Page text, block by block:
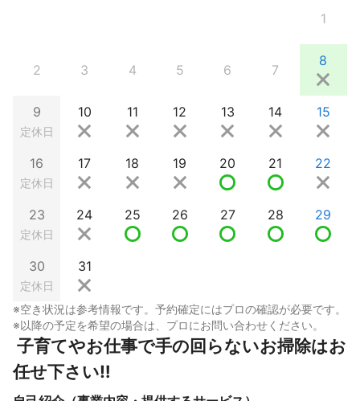
1
2 3 4 5 6 7
8
9
定休日
10 11 12 13 14 15
16
定休日
17 18 19 20 21 22
23
定休日
24 25 26 27 28 29
30
定休日
31
※空き状況は参考情報です。予約確定にはプロの確認が必要です。
※以降の予定を希望の場合は、プロにお問い合わせください。
任せ下さい‼︎